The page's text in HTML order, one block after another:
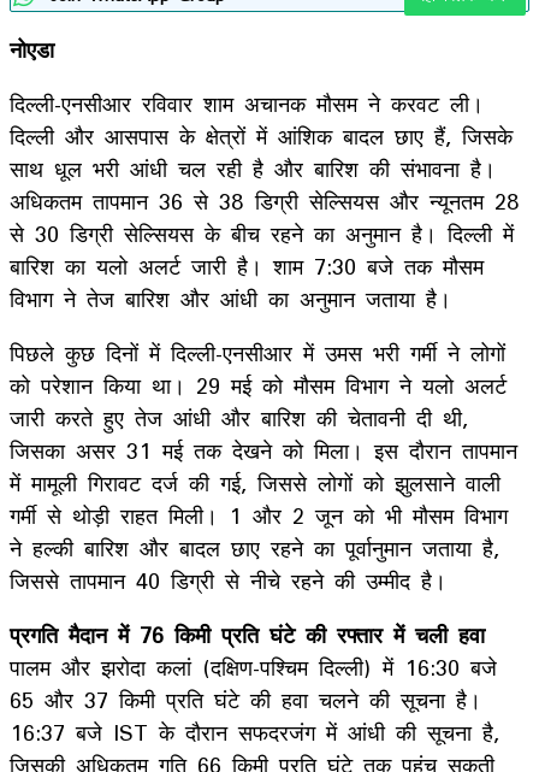
नोएडा
दिल्ली-एनसीआर रविवार शाम अचानक मौसम ने करवट ली।
दिल्ली और आसपास के क्षेत्रों में आंशिक बादल छाए हैं, जिसके
साथ धूल भरी आंधी चल रही है और बारिश की संभावना है।
अधिकतम तापमान 36 से 38 डिग्री सेल्सियस और न्यूनतम 28
से 30 डिग्री सेल्सियस के बीच रहने का अनुमान है। दिल्ली में
बारिश का यलो अलर्ट जारी है। शाम 7:30 बजे तक मौसम
विभाग ने तेज बारिश और आंधी का अनुमान जताया है।
पिछले कुछ दिनों में दिल्ली-एनसीआर में उमस भरी गर्मी ने लोगों
को परेशान किया था। 29 मई को मौसम विभाग ने यलो अलर्ट
जारी करते हुए तेज आंधी और बारिश की चेतावनी दी थी,
जिसका असर 31 मई तक देखने को मिला। इस दौरान तापमान
में मामूली गिरावट दर्ज की गई, जिससे लोगों को झुलसाने वाली
गर्मी से थोड़ी राहत मिली। 1 और 2 जून को भी मौसम विभाग
ने हल्की बारिश और बादल छाए रहने का पूर्वानुमान जताया है,
जिससे तापमान 40 डिग्री से नीचे रहने की उम्मीद है।
प्रगति मैदान में 76 किमी प्रति घंटे की रफ्तार में चली हवा
पालम और झरोदा कलां (दक्षिण-पश्चिम दिल्ली) में 16:30 बजे
65 और 37 किमी प्रति घंटे की हवा चलने की सूचना है।
16:37 बजे IST के दौरान सफदरजंग में आंधी की सूचना है,